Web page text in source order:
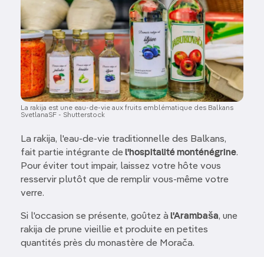
La rakija est une eau-de-vie aux fruits emblématique des Balkans
SvetlanaSF - Shutterstock
La rakija, l'eau-de-vie traditionnelle des Balkans,
fait partie intégrante del'hospitalité monténégrine.
Pour éviter tout impair, laissez votre hôte vous
resservir plutôt que de remplir vous-même votre
verre.
Si l'occasion se présente, goûtez à l'Arambaša, une
rakija de prune vieillie et produite en petites
quantités près du monastère de Morača.